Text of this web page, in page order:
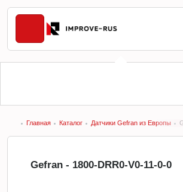
Главная Каталог Датчики Gefran из Европы
Gefran - 1800-DRR0-V0-11-0-0